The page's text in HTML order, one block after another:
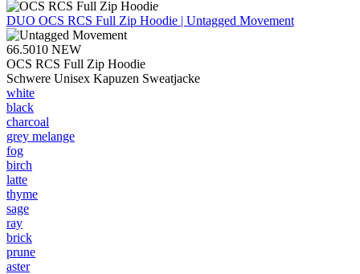
DUO OCS RCS Full Zip Hoodie | Untagged Movement
66.5010 NEW
OCS RCS Full Zip Hoodie
Schwere Unisex Kapuzen Sweatjacke
white
black
charcoal
grey melange
fog
birch
latte
thyme
sage
ray
brick
prune
aster